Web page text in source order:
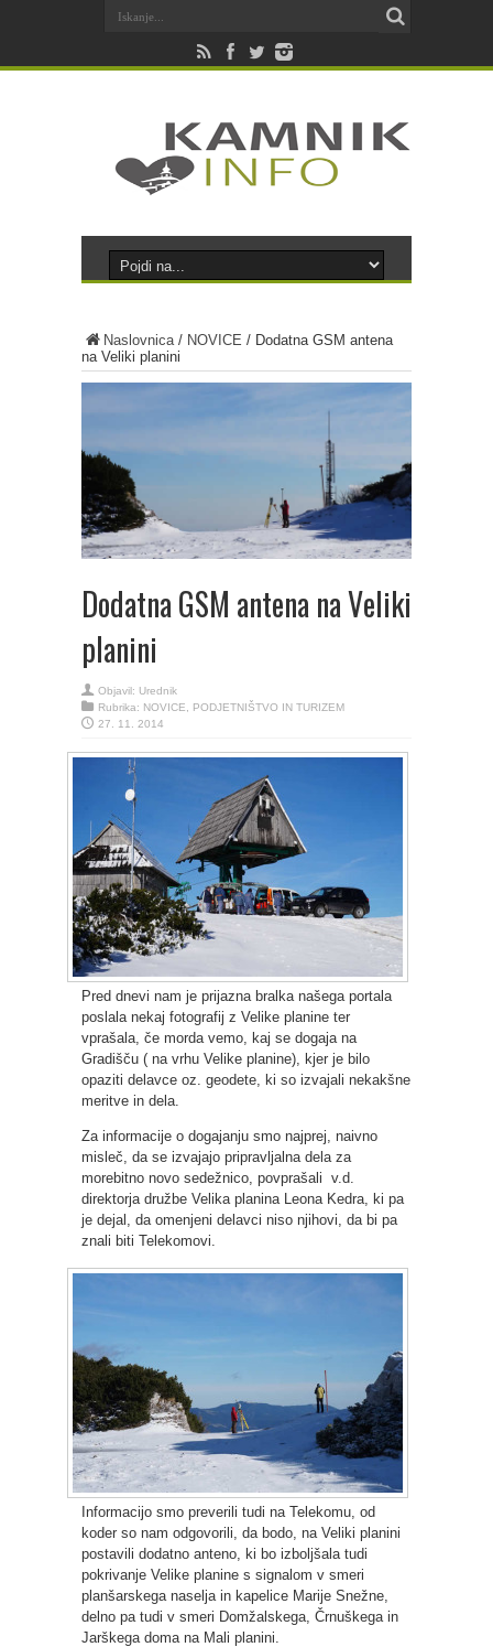
Naslovnica/ NOVICE / Dodatna GSM antena
na Veliki planini
Dodatna GSM antena na Veliki
planini
Objavil: Urednik
Rubrika: NOVICE
PODJETNIŠTVO IN TURIZEM
27. 11. 2014
Pred dnevi nam je prijazna bralka našega portala
poslala nekaj fotografij z Velike planine ter
vprašala, če morda vemo, kaj se dogaja na
Gradišču ( na vrhu Velike planine), kjer je bilo
opaziti delavce oz. geodete, ki so izvajali nekakšne
meritve in dela.
Za informacije o dogajanju smo najprej, naivno
misleč, da se izvajajo pripravljalna dela za
morebitno novo sedežnico, povprašali v.d.
direktorja družbe Velika planina Leona Kedra, ki pa
je dejal, da omenjeni delavci niso njihovi, da bi pa
znali biti Telekomovi.
Informacijo smo preverili tudi na Telekomu, od
koder so nam odgovorili, da bodo, na Veliki planini
postavili dodatno anteno, ki bo izboljšala tudi
pokrivanje Velike planine s signalom v smeri
planšarskega naselja in kapelice Marije Snežne,
delno pa tudi v smeri Domžalskega, Črnuškega in
Jarškega doma na Mali planini.